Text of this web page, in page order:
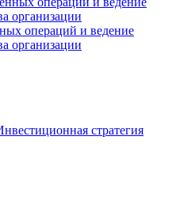
операций и ведение
организации
стратегия